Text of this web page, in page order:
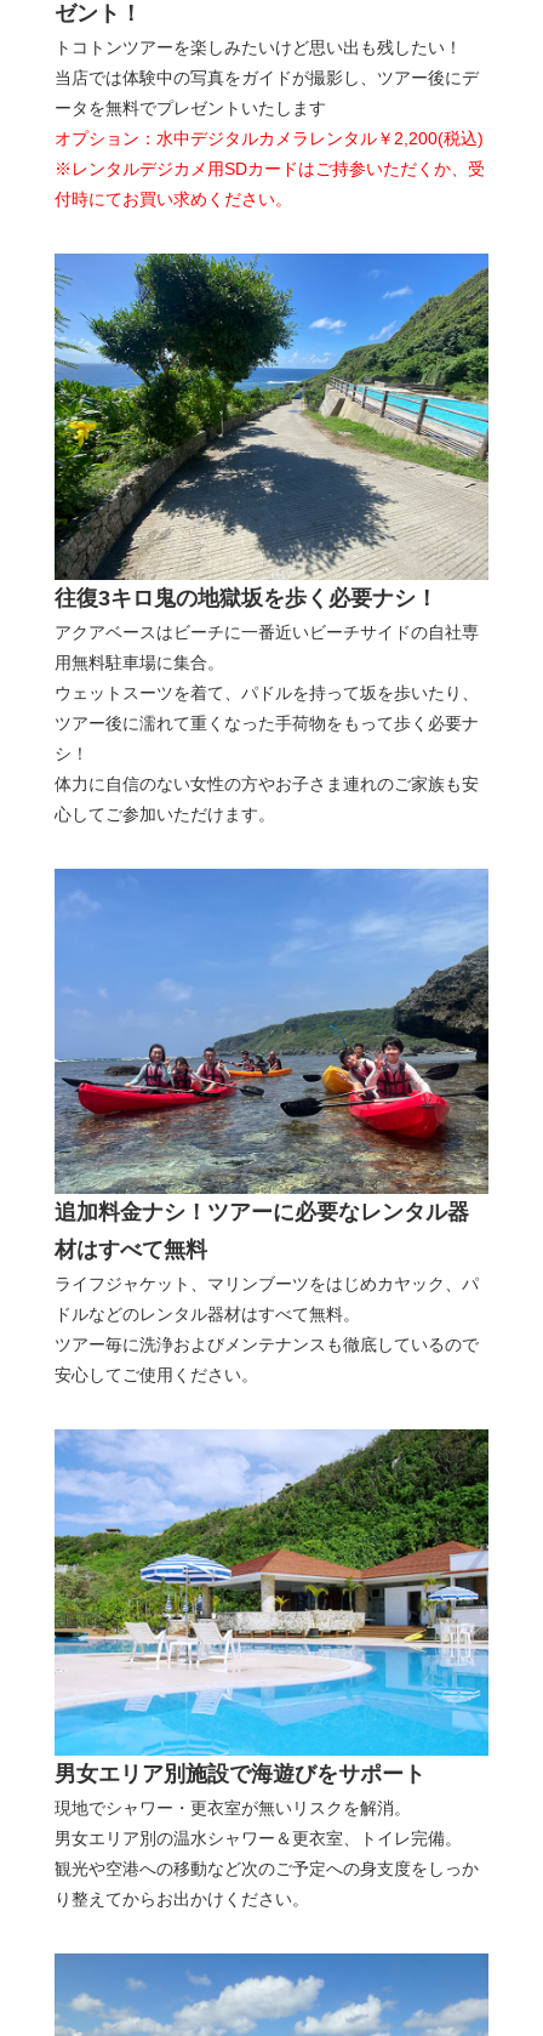
ゼント！
トコトンツアーを楽しみたいけど思い出も残したい！
当店では体験中の写真をガイドが撮影し、ツアー後にデ
ータを無料でプレゼントいたします
オプション：水中デジタルカメラレンタル￥2,200(税込)
※レンタルデジカメ用SDカードはご持参いただくか、受
付時にてお買い求めください。
往復3キロ鬼の地獄坂を歩く必要ナシ！
アクアベースはビーチに一番近いビーチサイドの自社専
用無料駐車場に集合。
ウェットスーツを着て、パドルを持って坂を歩いたり、
ツアー後に濡れて重くなった手荷物をもって歩く必要ナ
シ！
体力に自信のない女性の方やお子さま連れのご家族も安
心してご参加いただけます。
追加料金ナシ！ツアーに必要なレンタル器
材はすべて無料
ライフジャケット、マリンブーツをはじめカヤック、パ
ドルなどのレンタル器材はすべて無料。
ツアー毎に洗浄およびメンテナンスも徹底しているので
安心してご使用ください。
男女エリア別施設で海遊びをサポート
現地でシャワー・更衣室が無いリスクを解消。
男女エリア別の温水シャワー＆更衣室、トイレ完備。
観光や空港への移動など次のご予定への身支度をしっか
り整えてからお出かけください。